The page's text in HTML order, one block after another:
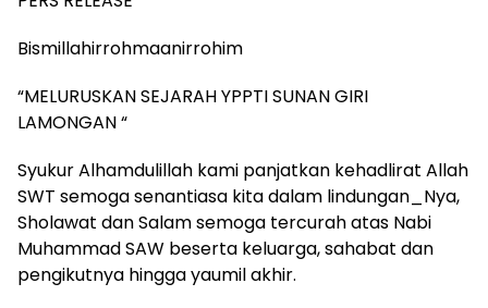
Bismillahirrohmaanirrohim
“MELURUSKAN SEJARAH YPPTI SUNAN GIRI
LAMONGAN “
Syukur Alhamdulillah kami panjatkan kehadlirat Allah
SWT semoga senantiasa kita dalam lindungan_Nya,
Sholawat dan Salam semoga tercurah atas Nabi
Muhammad SAW beserta keluarga, sahabat dan
pengikutnya hingga yaumil akhir.